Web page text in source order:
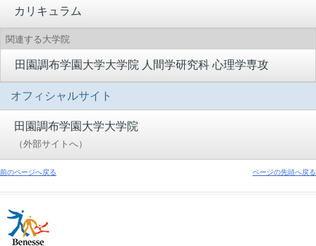
カリキュラム
関連する大学院
田園調布学園大学大学院 人間学研究科 心理学専攻
オフィシャルサイト
田園調布学園大学大学院
（外部サイトへ）
前のページへ戻る ページの先頭へ戻る